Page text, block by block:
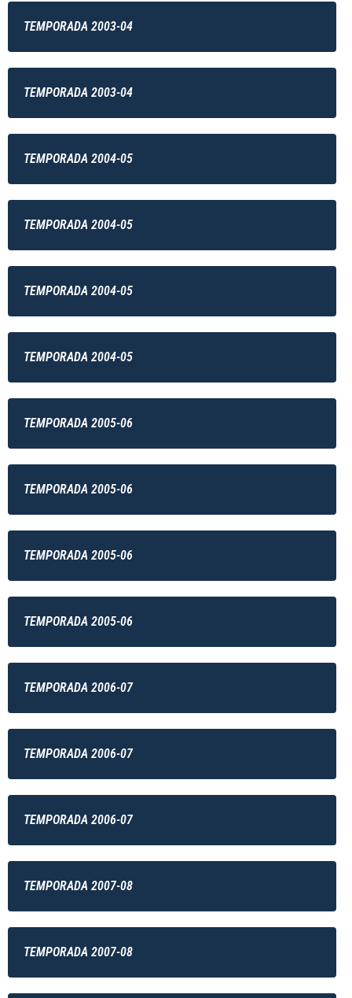
TEMPORADA 2003-04
TEMPORADA 2003-04
TEMPORADA 2004-05
TEMPORADA 2004-05
TEMPORADA 2004-05
TEMPORADA 2004-05
TEMPORADA 2005-06
TEMPORADA 2005-06
TEMPORADA 2005-06
TEMPORADA 2005-06
TEMPORADA 2006-07
TEMPORADA 2006-07
TEMPORADA 2006-07
TEMPORADA 2007-08
TEMPORADA 2007-08